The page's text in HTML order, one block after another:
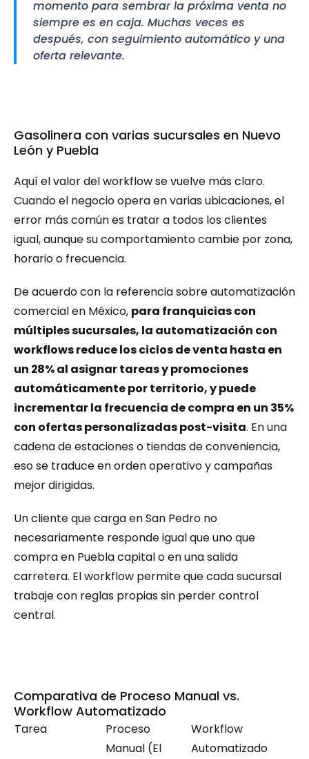
momento para sembrar la próxima venta no
siempre es en caja. Muchas veces es
después, con seguimiento automático y una
oferta relevante.
Gasolinera con varias sucursales en Nuevo
León y Puebla
Aquí el valor del workflow se vuelve más claro.
Cuando el negocio opera en varias ubicaciones, el
error más común es tratar a todos los clientes
igual, aunque su comportamiento cambie por zona,
horario o frecuencia.
De acuerdo con la referencia sobre automatización
comercial en México, para franquicias con
múltiples sucursales, la automatización con
workflows reduce los ciclos de venta hasta en
un 28% al asignar tareas y promociones
automáticamente por territorio, y puede
incrementar la frecuencia de compra en un 35%
con ofertas personalizadas post-visita. En una
cadena de estaciones o tiendas de conveniencia,
eso se traduce en orden operativo y campañas
mejor dirigidas.
Un cliente que carga en San Pedro no
necesariamente responde igual que uno que
compra en Puebla capital o en una salida
carretera. El workflow permite que cada sucursal
trabaje con reglas propias sin perder control
central.
Comparativa de Proceso Manual vs.
Workflow Automatizado
Tarea
Proceso
Manual (El
Workflow
Automatizado